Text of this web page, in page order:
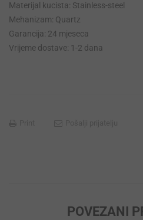
Materijal kucista: Stainless-steel
Mehanizam: Quartz
Garancija: 24 mjeseca
Vrijeme dostave: 1-2 dana
POVEZANI